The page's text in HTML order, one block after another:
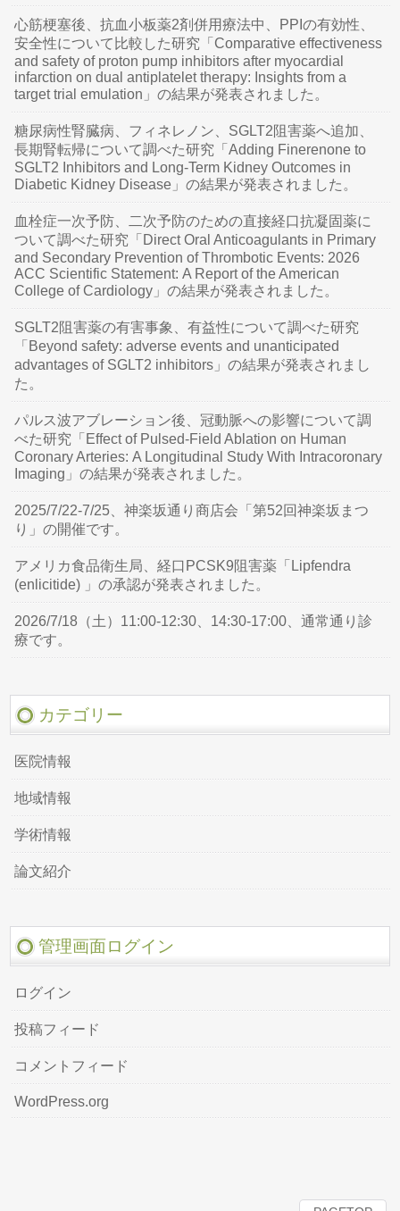
心筋梗塞後、抗血小板薬2剤併用療法中、PPIの有効性、
安全性について比較した研究「Comparative effectiveness
and safety of proton pump inhibitors after myocardial
infarction on dual antiplatelet therapy: Insights from a
target trial emulation」の結果が発表されました。
糖尿病性腎臓病、フィネレノン、SGLT2阻害薬へ追加、
長期腎転帰について調べた研究「Adding Finerenone to
SGLT2 Inhibitors and Long-Term Kidney Outcomes in
Diabetic Kidney Disease」の結果が発表されました。
血栓症一次予防、二次予防のための直接経口抗凝固薬に
ついて調べた研究「Direct Oral Anticoagulants in Primary
and Secondary Prevention of Thrombotic Events: 2026
ACC Scientific Statement: A Report of the American
College of Cardiology」の結果が発表されました。
SGLT2阻害薬の有害事象、有益性について調べた研究
「Beyond safety: adverse events and unanticipated
advantages of SGLT2 inhibitors」の結果が発表されまし
た。
パルス波アブレーション後、冠動脈への影響について調
べた研究「Effect of Pulsed-Field Ablation on Human
Coronary Arteries: A Longitudinal Study With Intracoronary
Imaging」の結果が発表されました。
2025/7/22-7/25、神楽坂通り商店会「第52回神楽坂まつ
り」の開催です。
アメリカ食品衛生局、経口PCSK9阻害薬「Lipfendra
(enlicitide) 」の承認が発表されました。
2026/7/18（土）11:00-12:30、14:30-17:00、通常通り診
療です。
カテゴリー
医院情報
地域情報
学術情報
論文紹介
管理画面ログイン
ログイン
投稿フィード
コメントフィード
WordPress.org